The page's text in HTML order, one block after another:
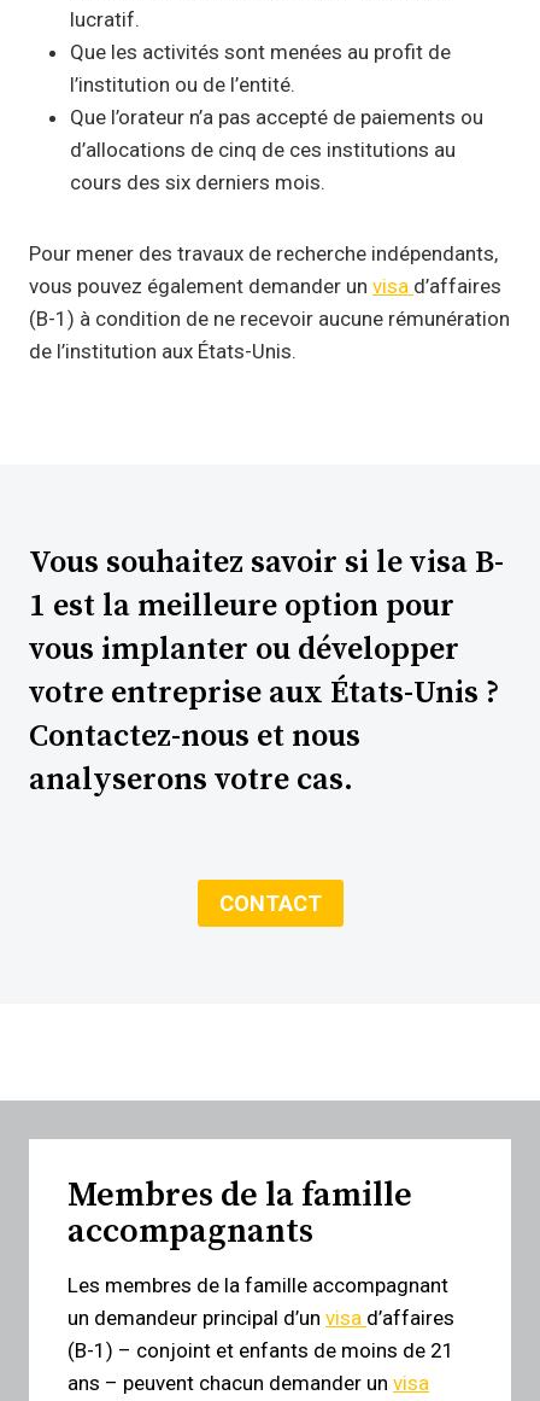
lucratif.
Que les activités sont menées au profit de
l’institution ou de l’entité.
Que l’orateur n’a pas accepté de paiements ou
d’allocations de cinq de ces institutions au
cours des six derniers mois.
Pour mener des travaux de recherche indépendants,
vous pouvez également demander un visa d’affaires
(B-1) à condition de ne recevoir aucune rémunération
de l’institution aux États-Unis.
Vous souhaitez savoir si le visa B-
1 est la meilleure option pour
vous implanter ou développer
votre entreprise aux États-Unis ?
Contactez-nous et nous
analyserons votre cas.
CONTACT
Membres de la famille
accompagnants
Les membres de la famille accompagnant
un demandeur principal d’un visa d’affaires
(B-1) – conjoint et enfants de moins de 21
ans – peuvent chacun demander un visa